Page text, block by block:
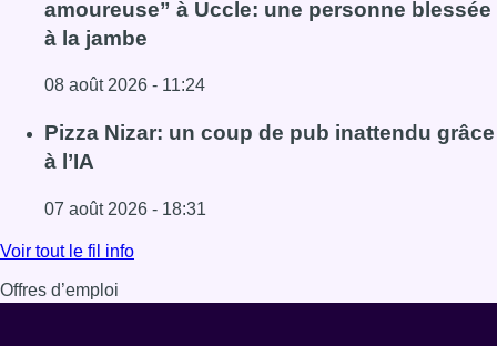
amoureuse” à Uccle: une personne blessée
à la jambe
08 août 2026 - 11:24
Lire l'article Coups de feu sur fond de “rivalité
Pizza Nizar: un coup de pub inattendu grâce
à l’IA
07 août 2026 - 18:31
Lire l'article Pizza Nizar: un coup de pub inattendu grâce
Voir tout le fil info
Offres d’emploi